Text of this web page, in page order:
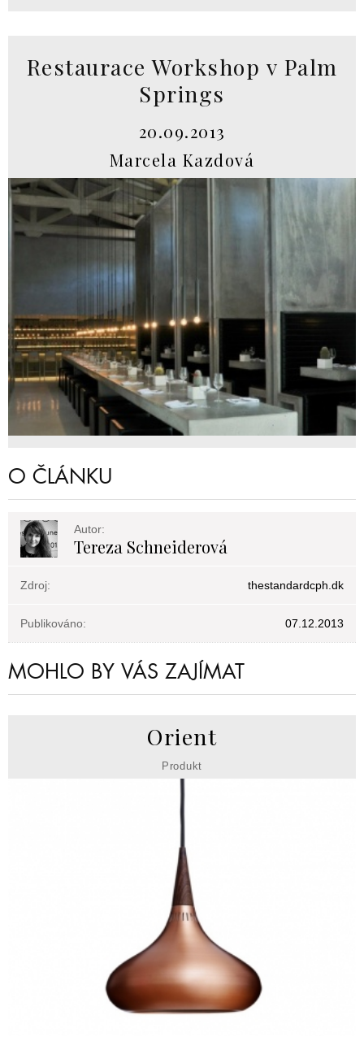
Restaurace Workshop v Palm
Springs
20.09.2013
Marcela Kazdová
O ČLÁNKU
Autor:
Tereza Schneiderová
Zdroj: thestandardcph.dk
Publikováno: 07.12.2013
MOHLO BY VÁS ZAJÍMAT
Orient
Produkt